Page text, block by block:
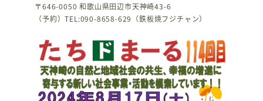
〒646-0050 和歌山県田辺市天神崎43-6
（予約）TEL:090-8658-629（鉄板焼フジチャン）